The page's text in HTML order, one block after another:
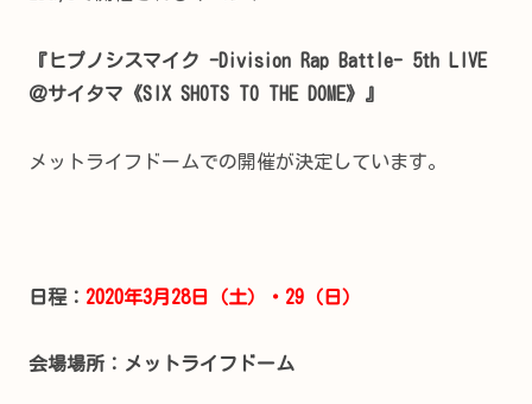
『ヒプノシスマイク -Division Rap Battle- 5th LIVE
＠サイタマ《SIX SHOTS TO THE DOME》』
メットライフドームでの開催が決定しています。
日程： 2020年3月28日（土）・29（日）
会場場所：メットライフドーム